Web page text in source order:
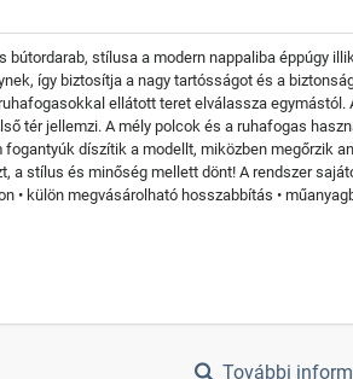
bútordarab, stílusa a modern nappaliba éppúgy
így biztosítja a nagy tartósságot és a
ellátott teret elválassza
tér jellemzi. A mély polcok és a ruhafogas
díszítik a modellt, miközben megőrzik
a stílus és minőség mellett dönt! A rendszer
• külön megvásárolható hosszabbítás •
További